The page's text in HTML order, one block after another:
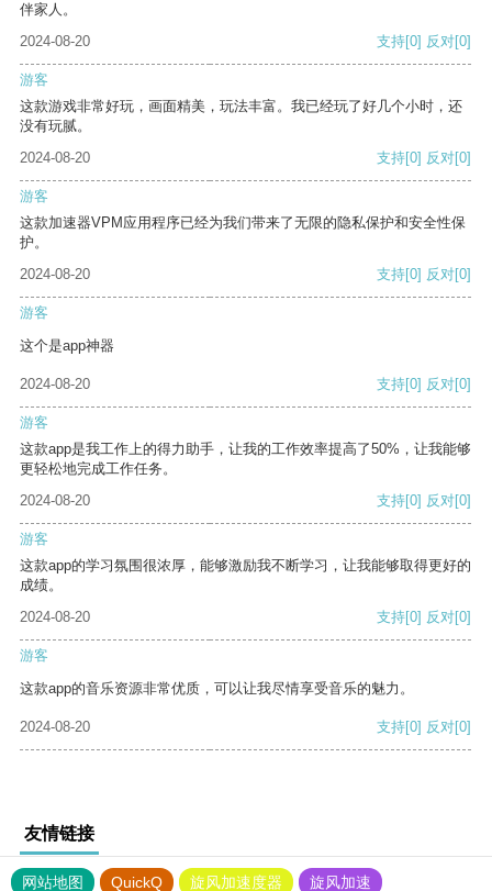
伴家人。
2024-08-20
支持[0] 反对[0]
游客
这款游戏非常好玩，画面精美，玩法丰富。我已经玩了好几个小时，还
没有玩腻。
2024-08-20
支持[0] 反对[0]
游客
这款加速器VPM应用程序已经为我们带来了无限的隐私保护和安全性保
护。
2024-08-20
支持[0] 反对[0]
游客
这个是app神器
2024-08-20 支持[0] 反对[0]
游客
这款app是我工作上的得力助手，让我的工作效率提高了50%，让我能够
更轻松地完成工作任务。
2024-08-20
支持[0] 反对[0]
游客
这款app的学习氛围很浓厚，能够激励我不断学习，让我能够取得更好的
成绩。
2024-08-20
支持[0] 反对[0]
游客
这款app的音乐资源非常优质，可以让我尽情享受音乐的魅力。
2024-08-20 支持[0] 反对[0]
友情链接
网站地图 QuickQ 旋风加速度器 旋风加速